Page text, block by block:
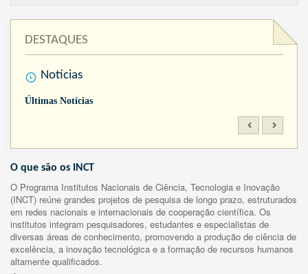
DESTAQUES
Notícias
Últimas Notícias
O que são os INCT
O Programa Institutos Nacionais de Ciência, Tecnologia e Inovação
(INCT) reúne grandes projetos de pesquisa de longo prazo, estruturados
em redes nacionais e internacionais de cooperação científica. Os
institutos integram pesquisadores, estudantes e especialistas de
diversas áreas de conhecimento, promovendo a produção de ciência de
excelência, a inovação tecnológica e a formação de recursos humanos
altamente qualificados.